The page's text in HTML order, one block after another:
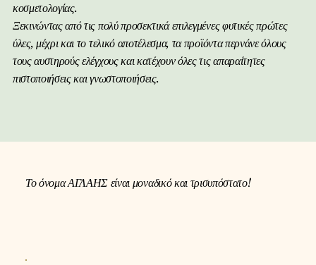
Το όνομα ΑΓΛΑΗΣ είναι μοναδικό και τρισυπόστατο!
κοσμετολογίας.
Ξεκινώντας από τις πολύ προσεκτικά επιλεγμένες φυτικές πρώτες
ύλες, μέχρι και το τελικό αποτέλεσμα, τα προϊόντα περνάνε όλους
τους αυστηρούς ελέγχους και κατέχουν όλες τις απαραίτητες
πιστοποιήσεις και γνωστοποιήσεις.